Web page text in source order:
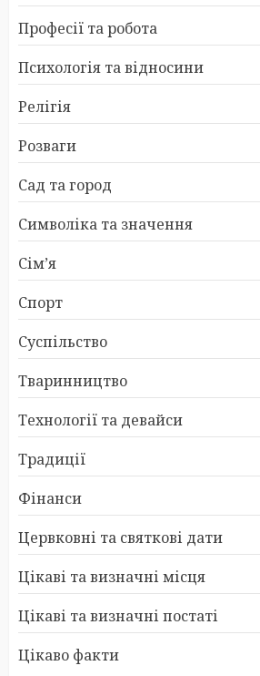
Професії та робота
Психологія та відносини
Релігія
Розваги
Сад та город
Символіка та значення
Сім’я
Спорт
Суспільство
Тваринництво
Технології та девайси
Традиції
Фінанси
Цервковні та святкові дати
Цікаві та визначні місця
Цікаві та визначні постаті
Цікаво факти